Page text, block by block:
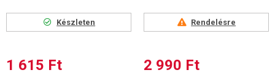
Készleten
1 615 Ft
Rendelésre
2 990 Ft